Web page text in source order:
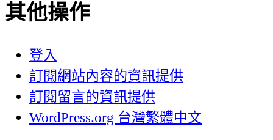
其他操作
登入
訂閱網站內容的資訊提供
訂閱留言的資訊提供
WordPress.org 台灣繁體中文